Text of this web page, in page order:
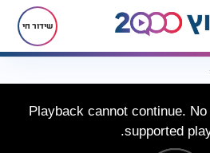
שידור חי
Playback cannot continue.
supported